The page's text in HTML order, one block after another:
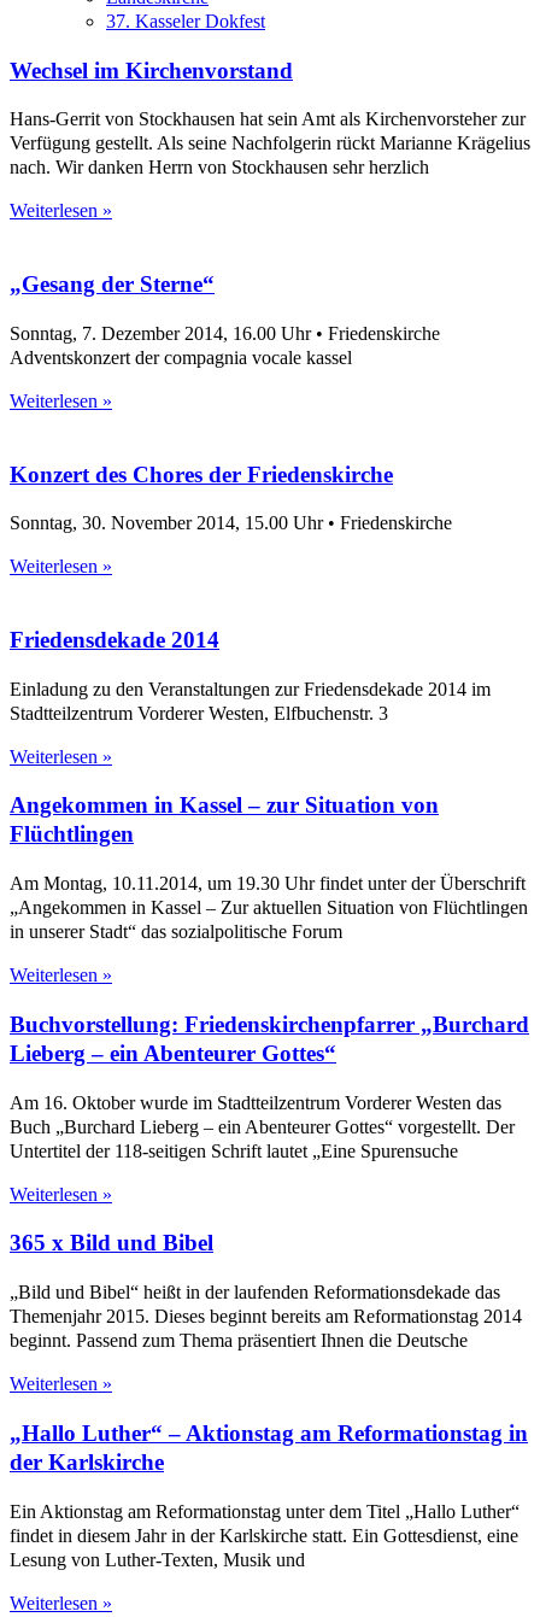
37. Kasseler Dokfest
Wechsel im Kirchenvorstand
Hans-Gerrit von Stockhausen hat sein Amt als Kirchenvorsteher zur
Verfügung gestellt. Als seine Nachfolgerin rückt Marianne Krägelius
nach. Wir danken Herrn von Stockhausen sehr herzlich
Weiterlesen »
„Gesang der Sterne“
Sonntag, 7. Dezember 2014, 16.00 Uhr • Friedenskirche
Adventskonzert der compagnia vocale kassel
Weiterlesen »
Konzert des Chores der Friedenskirche
Sonntag, 30. November 2014, 15.00 Uhr • Friedenskirche
Weiterlesen »
Friedensdekade 2014
Einladung zu den Veranstaltungen zur Friedensdekade 2014 im
Stadtteilzentrum Vorderer Westen, Elfbuchenstr. 3
Weiterlesen »
Angekommen in Kassel – zur Situation von
Flüchtlingen
Am Montag, 10.11.2014, um 19.30 Uhr findet unter der Überschrift
„Angekommen in Kassel – Zur aktuellen Situation von Flüchtlingen
in unserer Stadt“ das sozialpolitische Forum
Weiterlesen »
Buchvorstellung: Friedenskirchenpfarrer „Burchard
Lieberg – ein Abenteurer Gottes“
Am 16. Oktober wurde im Stadtteilzentrum Vorderer Westen das
Buch „Burchard Lieberg – ein Abenteurer Gottes“ vorgestellt. Der
Untertitel der 118-seitigen Schrift lautet „Eine Spurensuche
Weiterlesen »
365 x Bild und Bibel
„Bild und Bibel“ heißt in der laufenden Reformationsdekade das
Themenjahr 2015. Dieses beginnt bereits am Reformationstag 2014
beginnt. Passend zum Thema präsentiert Ihnen die Deutsche
Weiterlesen »
„Hallo Luther“ – Aktionstag am Reformationstag in
der Karlskirche
Ein Aktionstag am Reformationstag unter dem Titel „Hallo Luther“
findet in diesem Jahr in der Karlskirche statt. Ein Gottesdienst, eine
Lesung von Luther-Texten, Musik und
Weiterlesen »